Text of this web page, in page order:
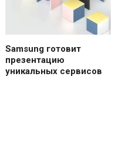
Samsung готовит
презентацию
уникальных сервисов